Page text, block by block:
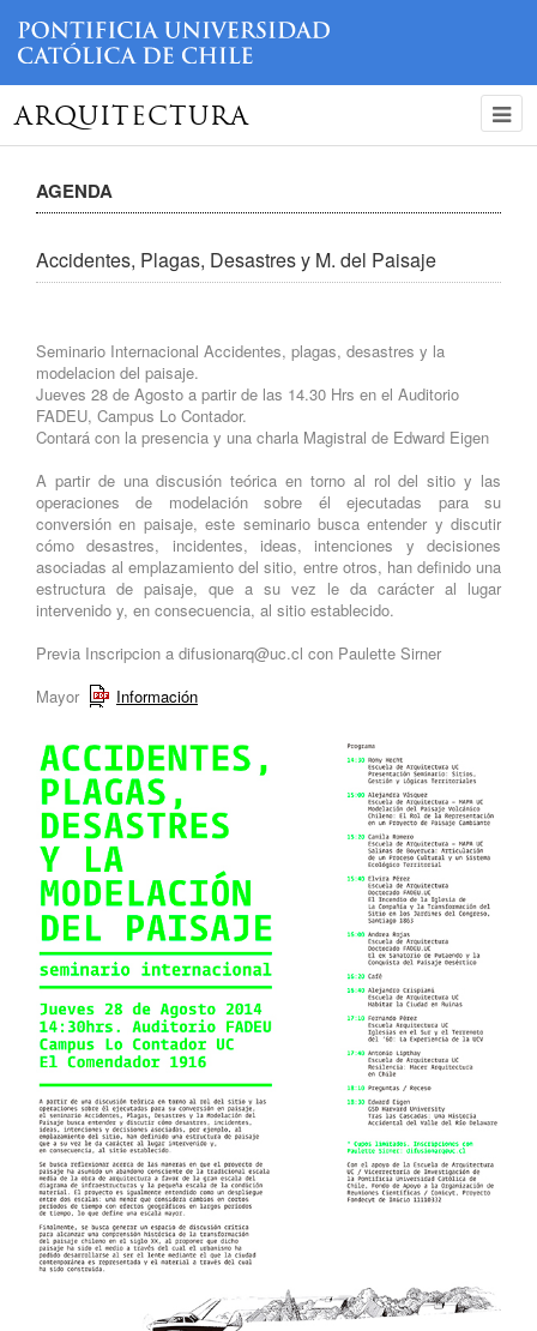
ARQUITECTURA
AGENDA
Accidentes, Plagas, Desastres y M. del Paisaje
Seminario Internacional Accidentes, plagas, desastres y la
modelacion del paisaje.
Jueves 28 de Agosto a partir de las 14.30 Hrs en el Auditorio
FADEU, Campus Lo Contador.
Contará con la presencia y una charla Magistral de Edward Eigen
A partir de una discusión teórica en torno al rol del sitio y las
operaciones de modelación sobre él ejecutadas para su
conversión en paisaje, este seminario busca entender y discutir
cómo desastres, incidentes, ideas, intenciones y decisiones
asociadas al emplazamiento del sitio, entre otros, han definido una
estructura de paisaje, que a su vez le da carácter al lugar
intervenido y, en consecuencia, al sitio establecido.
Previa Inscripcion a difusionarq@uc.cl con Paulette Sirner
Mayor
Información